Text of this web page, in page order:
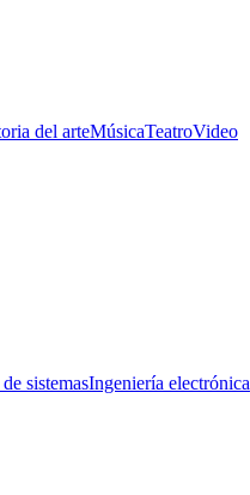
del arteMúsicaTeatroVideo
sistemasIngeniería electrónica